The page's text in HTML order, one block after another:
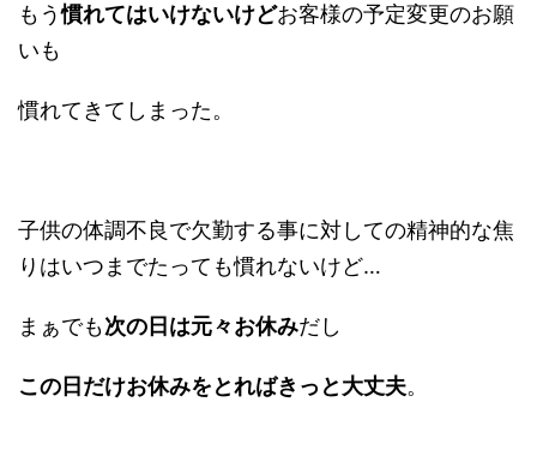
もう慣れてはいけないけどお客様の予定変更のお願
いも
慣れてきてしまった。
子供の体調不良で欠勤する事に対しての精神的な焦
りはいつまでたっても慣れないけど…
まぁでも次の日は元々お休みだし
この日だけお休みをとればきっと大丈夫。